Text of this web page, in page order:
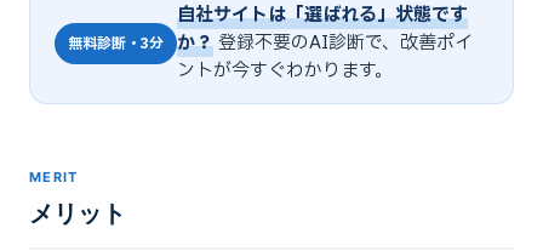
無料診断・3分
自社サイトは「選ばれる」状態です
か？登録不要のAI診断で、改善ポイ
ントが今すぐわかります。
MERIT
メリット